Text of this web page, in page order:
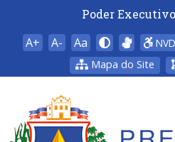
Poder
A+ A- Aa
Mapa do Site